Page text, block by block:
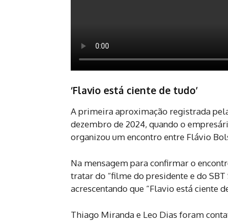
‘Flavio está ciente de tudo’
A primeira aproximação registrada
dezembro de 2024, quando o
organizou um encontro entre Flávio
Na mensagem para confirmar o
tratar do “filme do presidente e do
acrescentando que “Flavio está ciente
Thiago Miranda e Leo Dias foram